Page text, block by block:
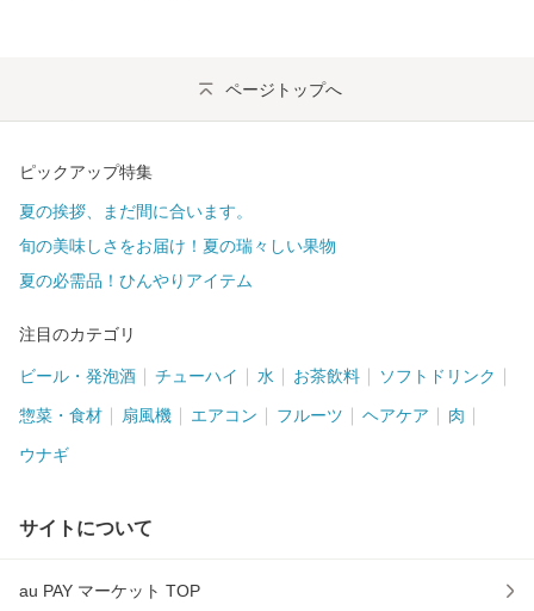
ページトップへ
ピックアップ特集
夏の挨拶、まだ間に合います。
旬の美味しさをお届け！夏の瑞々しい果物
夏の必需品！ひんやりアイテム
注目のカテゴリ
ビール・発泡酒 チューハイ 水 お茶飲料 ソフトドリンク
惣菜・食材 扇風機 エアコン フルーツ ヘアケア 肉
ウナギ
サイトについて
au PAY マーケット TOP